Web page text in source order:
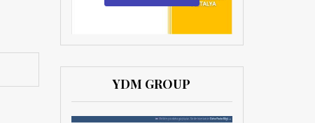
YDM GROUP